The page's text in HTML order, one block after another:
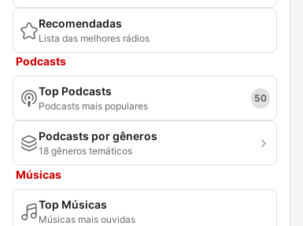
Recomendadas
Lista das melhores rádios
Podcasts
Top Podcasts
Podcasts mais populares
50
Podcasts por gêneros
18 gêneros temáticos
Músicas
Top Músicas
Músicas mais ouvidas